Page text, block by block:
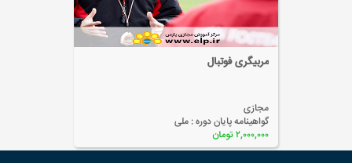
مربیگری فوتبال
مجازی
گواهینامه پایان دوره : ملی
۲,۰۰۰,۰۰۰ تومان